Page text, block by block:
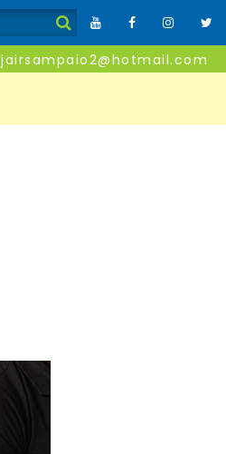
jairsampaio2@hotmail.com